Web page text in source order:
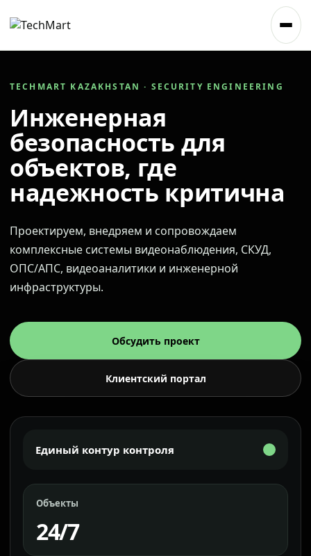
TECHMART KAZAKHSTAN · SECURITY ENGINEERING
Инженерная
безопасность для
объектов, где
надежность критична
Проектируем, внедряем и сопровождаем
комплексные системы видеонаблюдения, СКУД,
ОПС/АПС, видеоаналитики и инженерной
инфраструктуры.
Обсудить проект
Клиентский портал
Единый контур контроля
Объекты
24/7